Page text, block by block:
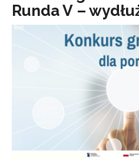
Runda V –